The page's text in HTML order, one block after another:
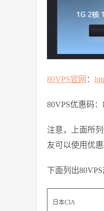
80VPS官网 ：
80VPS优惠码
注意，上面所
友可以使用优
下面列出
日本CIA